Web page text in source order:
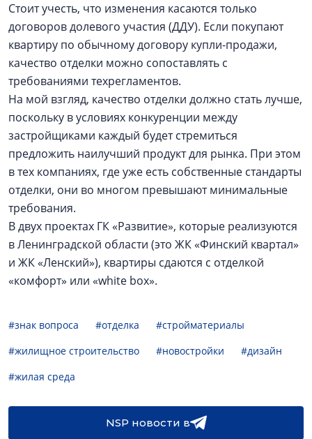
Стоит учесть, что изменения касаются только
договоров долевого участия (ДДУ). Если покупают
квартиру по обычному договору купли-продажи,
качество отделки можно сопоставлять с
требованиями техрегламентов.
На мой взгляд, качество отделки должно стать лучше,
поскольку в условиях конкуренции между
застройщиками каждый будет стремиться
предложить наилучший продукт для рынка. При этом
в тех компаниях, где уже есть собственные стандарты
отделки, они во многом превышают минимальные
требования.
В двух проектах ГК «Развитие», которые реализуются
в Ленинградской области (это ЖК «Финский квартал»
и ЖК «Ленский»), квартиры сдаются с отделкой
«комфорт» или «white box».
#знак вопроса #отделка
#стройматериалы
#жилищное строительство
#новостройки
#дизайн
#жилая среда
NSP новости в